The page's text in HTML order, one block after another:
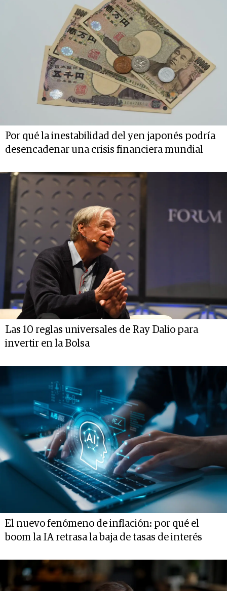
Por qué la inestabilidad del yen japonés podría
desencadenar una crisis financiera mundial
Las 10 reglas universales de Ray Dalio para
invertir en la Bolsa
El nuevo fenómeno de inflación: por qué el
boom la IA retrasa la baja de tasas de interés